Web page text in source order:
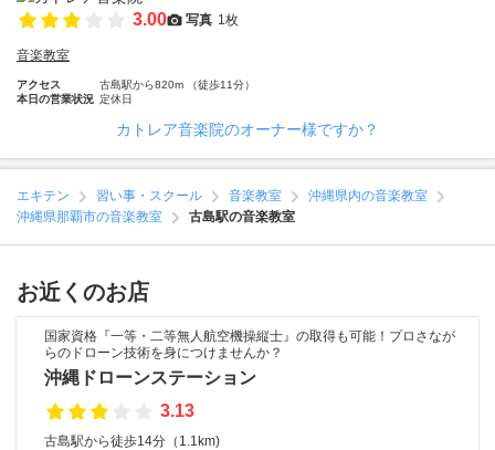
3.00 写真 1枚
音楽教室
アクセス
古島駅から820m （徒歩11分）
本日の営業状況 定休日
カトレア音楽院のオーナー様ですか？
エキテン 習い事・スクール 音楽教室
沖縄県内の音楽教室
沖縄県那覇市の音楽教室
古島駅の音楽教室
お近くのお店
国家資格『一等・二等無人航空機操縦士』の取得も可能！プロさなが
らのドローン技術を身につけませんか？
沖縄ドローンステーション
3.13
古島駅から徒歩14分（1.1km)